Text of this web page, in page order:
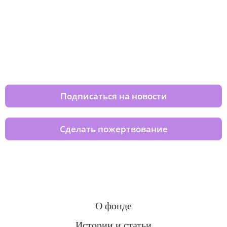
Подписаться на новости
Сделать пожертвование
О фонде